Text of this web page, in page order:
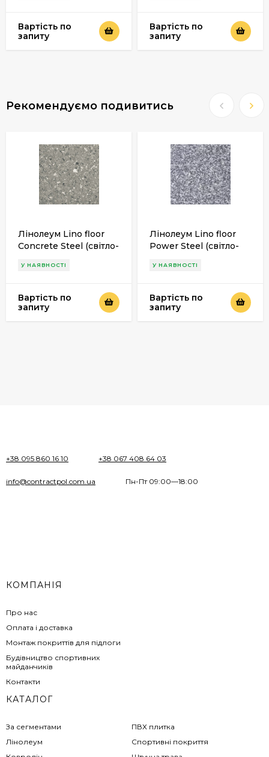
Вартість по
запиту
Вартість по
запиту
Рекомендуємо подивитись
Лінолеум Lino floor
Concrete Steel (світло-
У НАЯВНОСТІ
Вартість по
запиту
Лінолеум Lino floor
Power Steel (світло-
У НАЯВНОСТІ
Вартість по
запиту
+38 095 860 16 10 +38 067 408 64 03
info@contractpol.com.ua Пн-Пт 09:00—18:00
КОМПАНІЯ
Про нас
Оплата і доставка
Монтаж покриттів для підлоги
Будівництво спортивних
майданчиків
Контакти
КАТАЛОГ
За сегментами
Лінолеум
ПВХ плитка
Спортивні покриття